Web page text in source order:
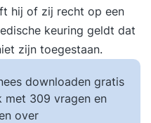
hij of zij recht op een
keuring geldt dat
zijn toegestaan.
downloaden gratis
met 309 vragen en
over